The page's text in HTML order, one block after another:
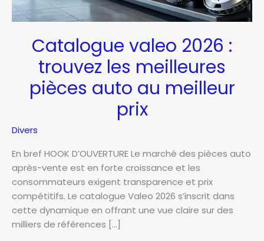
Catalogue valeo 2026 :
trouvez les meilleures
pièces auto au meilleur
prix
Divers
En bref HOOK D’OUVERTURE Le marché des pièces auto
après-vente est en forte croissance et les
consommateurs exigent transparence et prix
compétitifs. Le catalogue Valeo 2026 s’inscrit dans
cette dynamique en offrant une vue claire sur des
milliers de références […]